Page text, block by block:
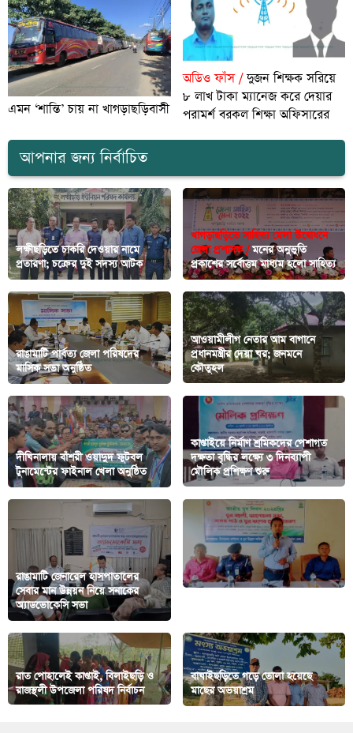
এমন ‘শান্তি’ চায় না খাগড়াছড়িবাসী
অডিও ফাঁস /দুজন শিক্ষক সরিয়ে
৮ লাখ টাকা ম্যানেজ করে দেয়ার
পরামর্শ বরকল শিক্ষা অফিসারের
আপনার জন্য নির্বাচিত
লক্ষীছড়িতে চাকরি দেওয়ার নামে
প্রতারণা; চক্রের দুই সদস্য আটক
খাগড়াছড়িতে সাহিত্য মেলা উদ্বোধনে
জেলা প্রশাসক /মনের অনুভুতি
প্রকাশের সর্বোত্তম মাধ্যম হলো সাহিত্য
রাঙামাটি পার্বত্য জেলা পরিষদের
মাসিক সভা অনুষ্ঠিত
আওয়ামীলীগ নেতার আম বাগানে
প্রধানমন্ত্রীর দেয়া ঘর; জনমনে
কৌতুহল
দীঘিনালায় বাঁশরী ওয়াদুদ ফুটবল
টুনামেন্টের ফাইনাল খেলা অনুষ্ঠিত
কাপ্তাইয়ে নির্মাণ শ্রমিকদের পেশাগত
দক্ষতা বৃদ্ধির লক্ষ্যে ৩ দিনব্যাপী
মৌলিক প্রশিক্ষণ শুরু
‎রাঙামাটি জেনারেল হাসপাতালের
সেবার মান উন্নয়ন নিয়ে সনাকের
অ্যাডভোকেসি সভা ‎
রাত পোহালেই কাপ্তাই, বিলাইছড়ি ও
রাজস্থলী উপজেলা পরিষদ নির্বাচন
বাঘাইছড়িতে গড়ে তোলা হয়েছে
মাছের অভয়াশ্রম